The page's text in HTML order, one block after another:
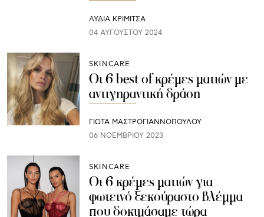
ΛΥΔΊΑ ΚΡΙΜΙΤΣΆ
04 ΑΥΓΟΎΣΤΟΥ 2024
SKINCARE
Οι 6 best of κρέμες ματιών με
αντιγηραντική δράση
ΓΙΩΤΑ ΜΑΣΤΡΟΓΙΑΝΝΟΠΟΥΛΟΥ
06 ΝΟΕΜΒΡΊΟΥ 2023
SKINCARE
Οι 6 κρέμες ματιών για
φωτεινό ξεκούραστο βλέμμα
που δοκιμάσαμε τώρα